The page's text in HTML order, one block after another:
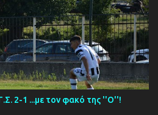
2-1 ...με τον φακό της ''Ο''!